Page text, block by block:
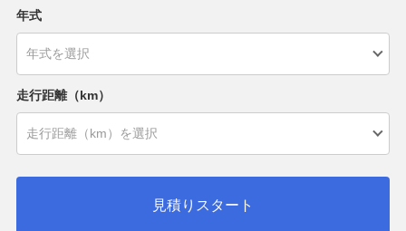
年式
走行距離（km）
見積りスタート